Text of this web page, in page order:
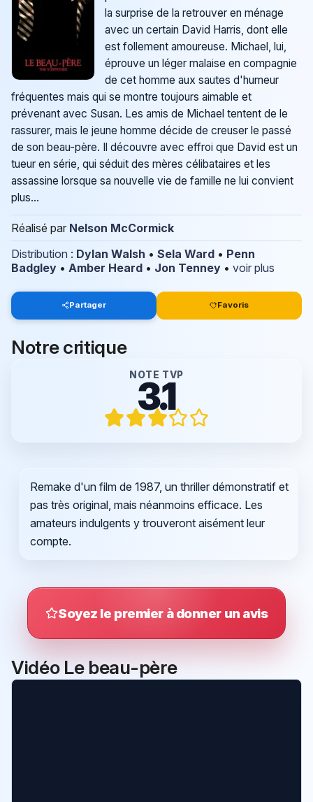
la surprise de la retrouver en ménage
avec un certain David Harris, dont elle
est follement amoureuse. Michael, lui,
éprouve un léger malaise en compagnie
de cet homme aux sautes d'humeur
fréquentes mais qui se montre toujours aimable et
prévenant avec Susan. Les amis de Michael tentent de le
rassurer, mais le jeune homme décide de creuser le passé
de son beau-père. Il découvre avec effroi que David est un
tueur en série, qui séduit des mères célibataires et les
assassine lorsque sa nouvelle vie de famille ne lui convient
plus...
Réalisé par Nelson McCormick
Distribution : Dylan Walsh • Sela Ward • Penn
Badgley • Amber Heard • Jon Tenney • voir plus
Partager Favoris
Notre critique
NOTE TVP
3.1
Remake d'un film de 1987, un thriller démonstratif et
pas très original, mais néanmoins efficace. Les
amateurs indulgents y trouveront aisément leur
compte.
Soyez le premier à donner un avis
Vidéo Le beau-père